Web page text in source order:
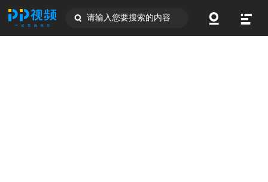
请输入您要搜索的内容